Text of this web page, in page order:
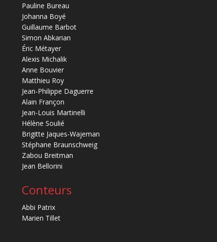
Pauline Bureau
Johanna Boyé
Guillaume Barbot
Simon Abkarian
Éric Métayer
Alexis Michalik
Anne Bouvier
Matthieu Roy
Jean-Philippe Daguerre
Alain Françon
Jean-Louis Martinelli
Hélène Soulié
Brigitte Jaques-Wajeman
Stéphane Braunschweig
Zabou Breitman
Jean Bellorini
Conteurs
Abbi Patrix
Marien Tillet